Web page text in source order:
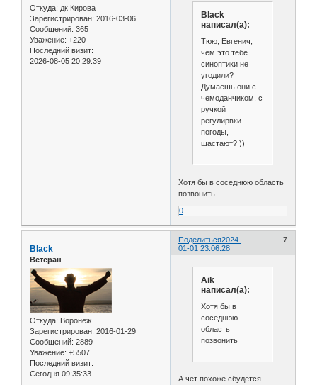
Откуда: дк Кирова
Зарегистрирован: 2016-03-06
Сообщений: 365
Уважение: +220
Последний визит:
2026-08-05 20:29:39
Black
написал(а):
Тюю, Евгенич,
чем это тебе
синоптики не
угодили?
Думаешь они с
чемоданчиком, с
ручкой
регулирвки
погоды,
шастают? ))
Хотя бы в соседнюю область
позвонить
0
Поделиться 7
2024-
01-01 23:06:28
Black
Ветеран
Откуда: Воронеж
Зарегистрирован: 2016-01-29
Сообщений: 2889
Уважение: +5507
Последний визит:
Сегодня 09:35:33
Aik
написал(а):
Хотя бы в
соседнюю
область
позвонить
А чёт похоже сбудется